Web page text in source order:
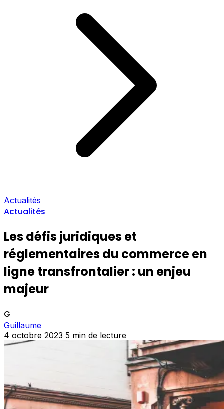
Actualités
Actualités
Les défis juridiques et
réglementaires du commerce en
ligne transfrontalier : un enjeu
majeur
G
Guillaume
4 octobre 2023 5 min de lecture